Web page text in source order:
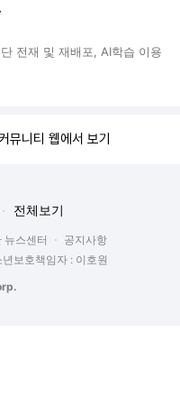
전재 및 재배포, AI학습 이용
뮤니티 웹에서 보기
전체보기
뉴스센터
공지사항
년보호책임자 : 이호원